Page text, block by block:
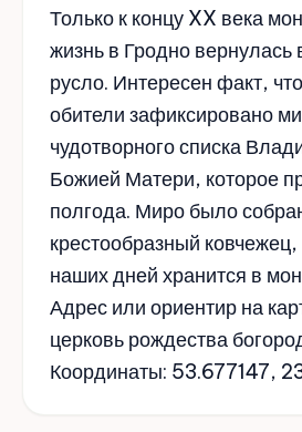
Только к концу XX века
жизнь в Гродно вернулась
русло. Интересен факт,
обители зафиксировано
чудотворного списка
Божией Матери, которое
полгода. Миро было
крестообразный
наших дней хранится в
Адрес или ориентир на
церковь рождества
Координаты: 53.677147,